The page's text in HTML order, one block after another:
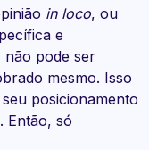
in loco, ou
e
não pode ser
mesmo. Isso
posicionamento
Então, só